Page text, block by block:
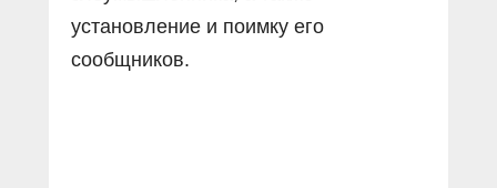
установление и поимку его
сообщников.